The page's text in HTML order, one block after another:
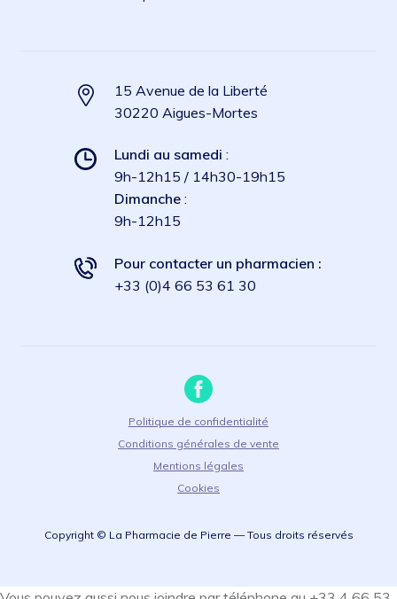
15 Avenue de la Liberté
30220 Aigues-Mortes
Lundi au samedi :
9h-12h15 / 14h30-19h15
Dimanche :
9h-12h15
Pour contacter un pharmacien :
+33 (0)4 66 53 61 30
Politique de confidentialité
Conditions générales de vente
Mentions légales
Cookies
Copyright © La Pharmacie de Pierre — Tous droits réservés